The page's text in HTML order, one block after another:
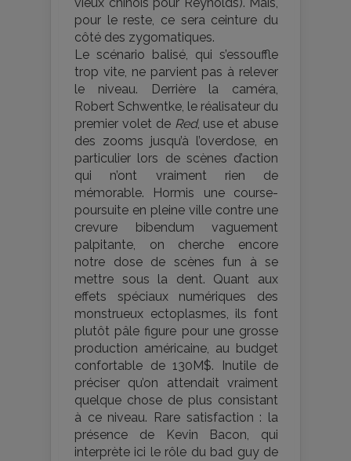
vieux chinois pour Reynolds). Mais,
pour le reste, ce sera ceinture du
côté des zygomatiques.
Le scénario balisé, qui s’essouffle
trop vite, ne parvient pas à relever
le niveau. Derrière la caméra,
Robert Schwentke, le réalisateur du
premier volet de Red, use et abuse
des zooms jusqu’à l’overdose, en
particulier lors de scènes d’action
qui n’ont vraiment rien de
mémorable. Hormis une course-
poursuite en pleine ville contre une
crevure bibendum vaguement
palpitante, on cherche encore
notre dose de scènes fun à se
mettre sous la dent. Quant aux
effets spéciaux numériques des
monstrueux ectoplasmes, ils font
plutôt pâle figure pour une grosse
production américaine, au budget
confortable de 130M$. Inutile de
préciser qu’on attendait vraiment
quelque chose de plus consistant
à ce niveau. Rare satisfaction : la
présence de Kevin Bacon, qui
interprète ici le rôle du bad guy de